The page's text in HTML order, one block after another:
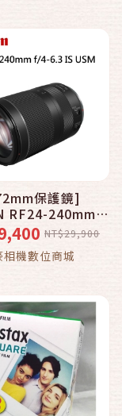
保護鏡]
RF24-240mm
USM 高畫質影
變焦全片幅旅
公司貨
NT$29,900
機數位商城